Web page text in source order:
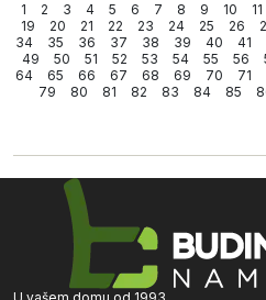
1 2 3 4 5 6 7 8 9 10 11
19
20 21 22 23 24 25 26
34
35 36 37 38 39 40 41
49
50 51 52 53 54 55 56
64
65 66 67 68 69 70 71
79
80 81 82 83 84 85